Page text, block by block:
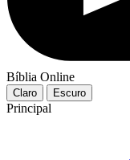
Bíblia Online
Claro Escuro
Principal